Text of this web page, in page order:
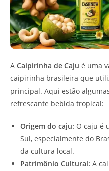
A Caipirinha de Caju é uma
caipirinha brasileira que
principal. Aqui estão
refrescante bebida tropical:
Origem do caju: O caju é
Sul, especialmente do
da cultura local.
Patrimônio Cultural: A